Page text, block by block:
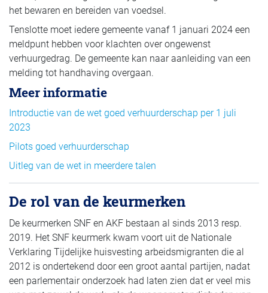
het bewaren en bereiden van voedsel.
Tenslotte moet iedere gemeente vanaf 1 januari 2024 een
meldpunt hebben voor klachten over ongewenst
verhuurgedrag. De gemeente kan naar aanleiding van een
melding tot handhaving overgaan.
Meer informatie
Introductie van de wet goed verhuurderschap per 1 juli
2023
Pilots goed verhuurderschap
Uitleg van de wet in meerdere talen
De rol van de keurmerken
De keurmerken SNF en AKF bestaan al sinds 2013 resp.
2019. Het SNF keurmerk kwam voort uit de Nationale
Verklaring Tijdelijke huisvesting arbeidsmigranten die al
2012 is ondertekend door een groot aantal partijen, nadat
een parlementair onderzoek had laten zien dat er veel mis